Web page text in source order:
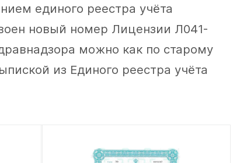
единого реестра учёта
новый номер Лицензии Л041-
можно как по старому
из Единого реестра учёта